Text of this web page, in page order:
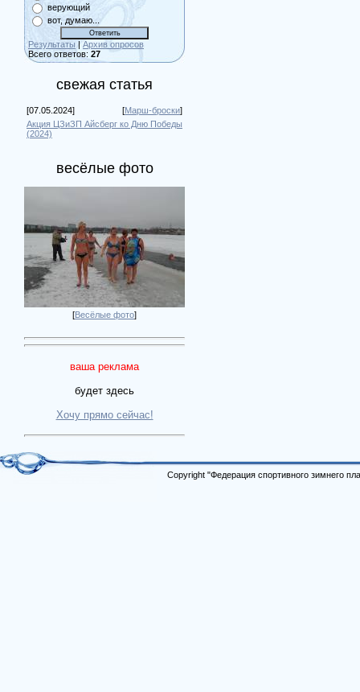
верующий
вот, думаю...
Результаты | Архив опросов
Всего ответов: 27
свежая статья
[07.05.2024] [Марш-броски]
Акция ЦЗиЗП Айсберг ко Дню Победы
(2024)
весёлые фото
[Весёлые фото]
ваша реклама
будет здесь
Хочу прямо сейчас!
Copyright "Федерация спортивного зимнего